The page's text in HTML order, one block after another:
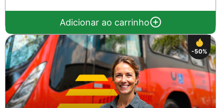
Adicionar ao carrinho
-50%